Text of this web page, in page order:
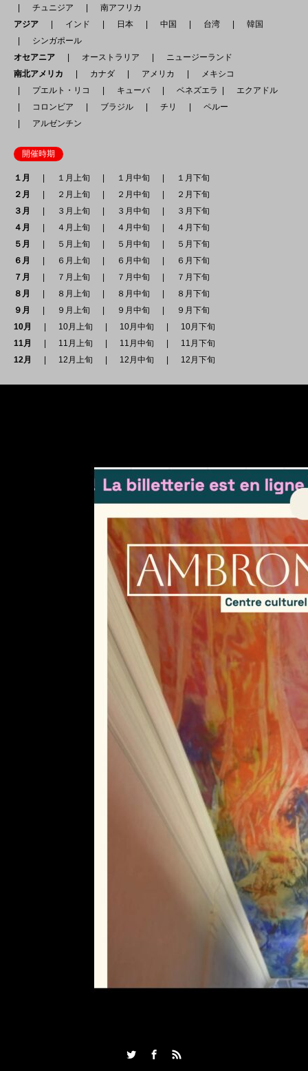
チュニジア
南アフリカ
アジア
インド 日本 中国 台湾
韓国
シンガポール
オセアニア
オーストラリア
ニュージーランド
南北アメリカ
カナダ アメリカ
メキシコ
プエルト・リコ
キューバ ベネズエラ
エクアドル
コロンビア
ブラジル チリ
ペルー
アルゼンチン
開催時期
１月 １月上旬 １月中旬
１月下旬
２月
２月上旬 ２月中旬
２月下旬
３月
３月上旬 ３月中旬
３月下旬
４月
４月上旬 ４月中旬
４月下旬
５月
５月上旬 ５月中旬
５月下旬
６月
６月上旬 ６月中旬
６月下旬
７月
７月上旬 ７月中旬
７月下旬
８月
８月上旬 ８月中旬
８月下旬
９月
９月上旬 ９月中旬
９月下旬
10月
10月上旬 10月中旬
10月下旬
11月
11月上旬 11月中旬
11月下旬
12月
12月上旬 12月中旬 12月下旬